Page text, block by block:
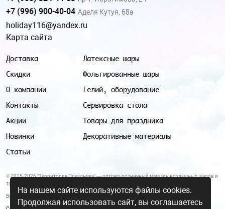
Доставка
Скидки
О компании
Контакты
Акции
Новинки
Статьи
Латексные шары
Фольгированные шары
Гелий, оборудование
Сервировка стола
Товары для праздника
Декоративные материалы
+7 (996) 900-40-04 Аделя Кутуя, 68а
holiday116@yandex.ru
Карта сайта
© 2015-2026 "Территория Праздника" — оптово-розничный магазин воздушных шаров и
товаров для праздника.
Все цены и условия, указанные на данном сайте, не являются публичной офертой.
На нашем сайте используются файлы cookies.
Продолжая использовать сайт, вы соглашаетесь